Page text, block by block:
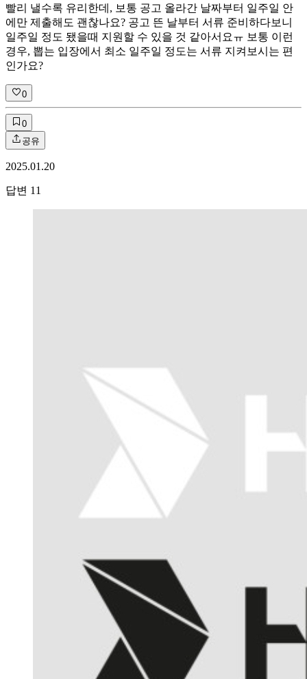
빨리 낼수록 유리한데, 보통 공고 올라간 날짜부터 일주일 안
에만 제출해도 괜찮나요? 공고 뜬 날부터 서류 준비하다보니
일주일 정도 됐을때 지원할 수 있을 것 같아서요ㅠ 보통 이런
경우, 뽑는 입장에서 최소 일주일 정도는 서류 지켜보시는 편
인가요?
0
0
공유
2025.01.20
답변 11